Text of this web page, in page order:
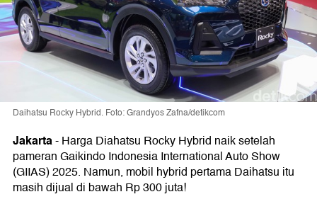
Daihatsu Rocky Hybrid. Foto: Grandyos Zafna/detikcom
Jakarta-Harga Diahatsu Rocky Hybrid naik setelah
pameran Gaikindo Indonesia International Auto Show
(GIIAS) 2025. Namun, mobil hybrid pertama Daihatsu itu
masih dijual di bawah Rp 300 juta!